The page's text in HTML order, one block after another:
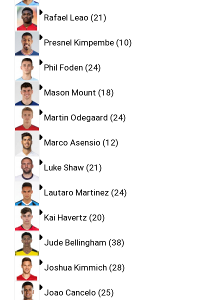
Rafael Leao 21
Presnel Kimpembe 10
Phil Foden 24
Mason Mount 18
Martin Odegaard 24
Marco Asensio 12
Luke Shaw 21
Lautaro Martinez 24
Kai Havertz 20
Jude Bellingham 38
Joshua Kimmich 28
Joao Cancelo 25